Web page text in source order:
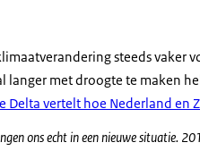
steeds vaker
langer met droogte te maken
Delta vertelt hoe Nederland
ons echt in een nieuwe situatie.